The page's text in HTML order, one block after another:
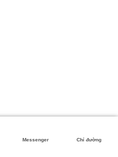
Messenger Chỉ đường